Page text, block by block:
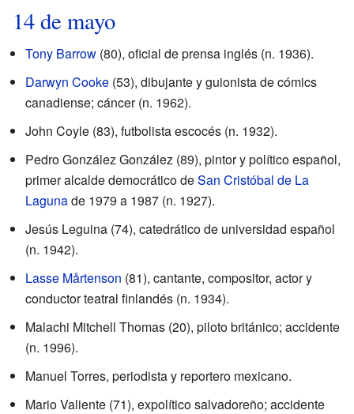
14 de mayo
Tony Barrow (80), oficial de prensa inglés (n. 1936).
Darwyn Cooke (53), dibujante y guionista de cómics
canadiense; cáncer (n. 1962).
John Coyle (83), futbolista escocés (n. 1932).
Pedro González González (89), pintor y político español,
primer alcalde democrático deSan Cristóbal de La
Lagunade 1979 a 1987 (n. 1927).
Jesús Leguina (74), catedrático de universidad español
(n. 1942).
Lasse Mårtenson (81), cantante, compositor, actor y
conductor teatral finlandés (n. 1934).
Malachi Mitchell Thomas (20), piloto británico; accidente
(n. 1996).
Manuel Torres, periodista y reportero mexicano.
Mario Valiente (71), expolítico salvadoreño; accidente